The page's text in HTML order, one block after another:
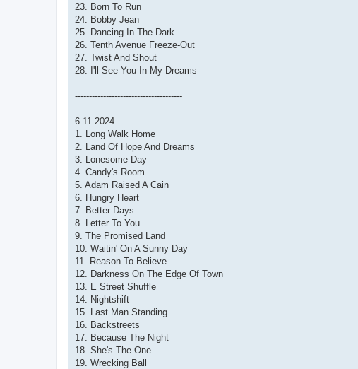
23. Born To Run
24. Bobby Jean
25. Dancing In The Dark
26. Tenth Avenue Freeze-Out
27. Twist And Shout
28. I'll See You In My Dreams
--------------------------------------
6.11.2024
1. Long Walk Home
2. Land Of Hope And Dreams
3. Lonesome Day
4. Candy's Room
5. Adam Raised A Cain
6. Hungry Heart
7. Better Days
8. Letter To You
9. The Promised Land
10. Waitin' On A Sunny Day
11. Reason To Believe
12. Darkness On The Edge Of Town
13. E Street Shuffle
14. Nightshift
15. Last Man Standing
16. Backstreets
17. Because The Night
18. She's The One
19. Wrecking Ball